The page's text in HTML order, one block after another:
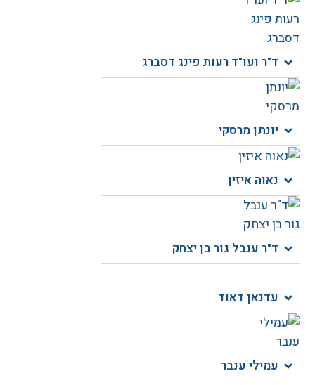
ד"ר ועו"ד רעות פינג דסברג
יונתן מרסקי
נאוה איזין
ד"ר ענבל גור בן יצחק
עדנאן דאוד
עמילי ענבר